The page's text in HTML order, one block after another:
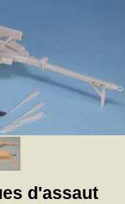
d'assaut